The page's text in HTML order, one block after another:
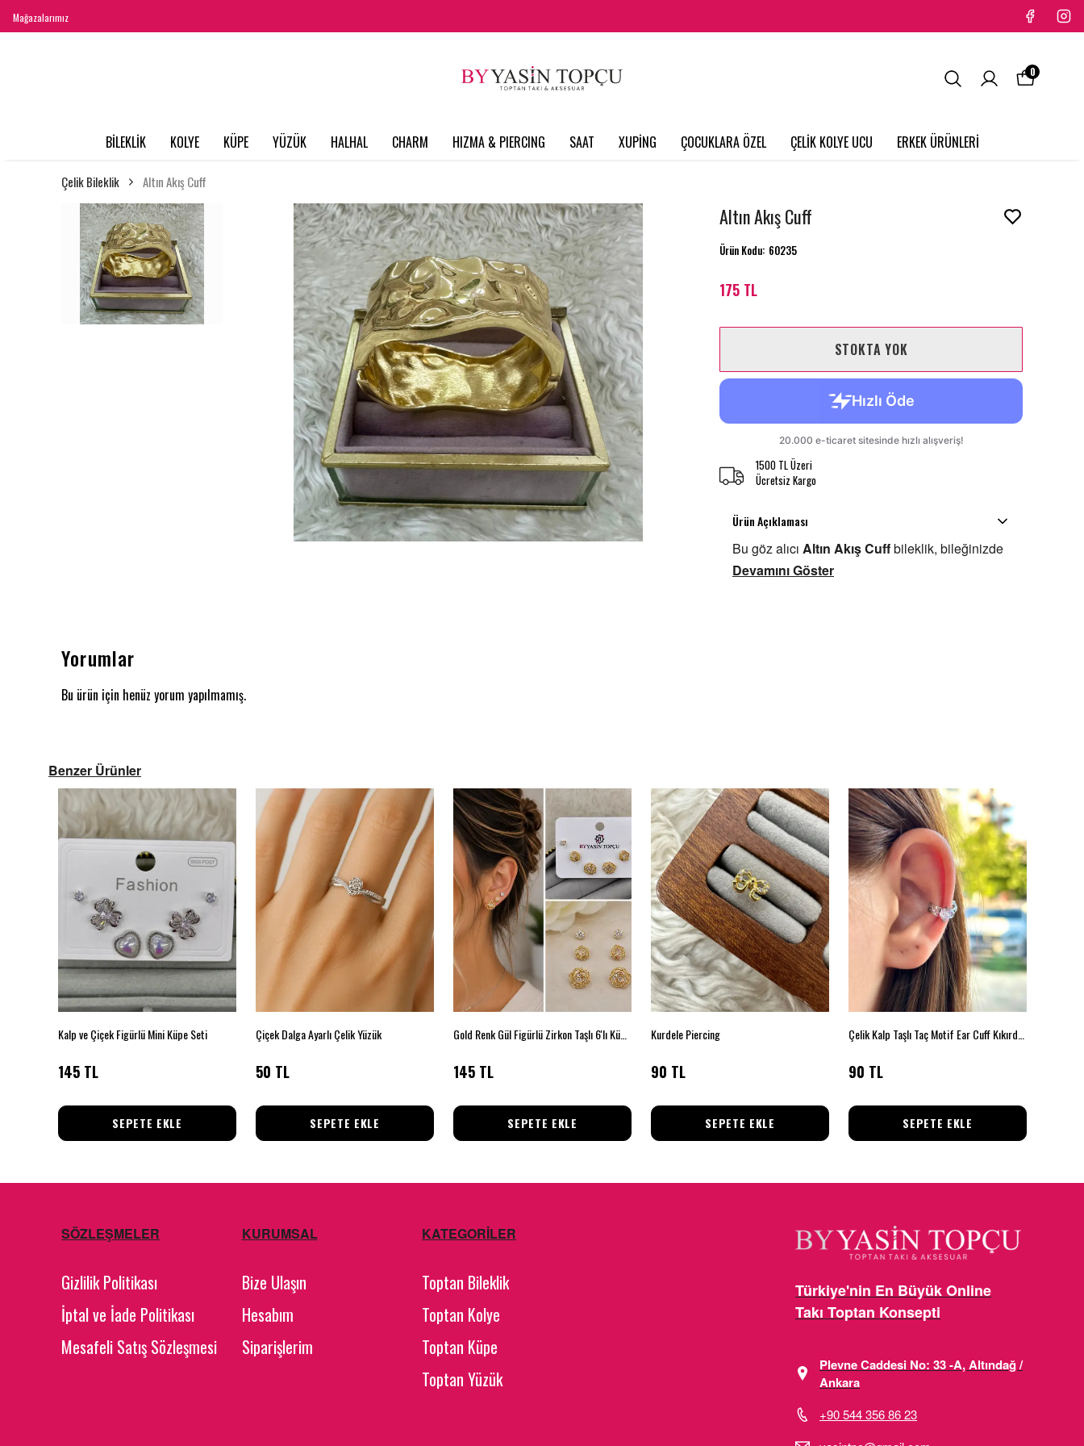
Mağazalarımız
BİLEKLİK KOLYE KÜPE YÜZÜK HALHAL CHARM HIZMA & PIERCING SAAT XUPİNG ÇOCUKLARA ÖZEL ÇELİK KOLYE UCU ERKEK ÜRÜNLERİ
0
Çelik Bileklik Altın Akış Cuff
Altın Akış Cuff
Ürün Kodu: 60235
175 TL
STOKTA YOK
1500 TL Üzeri
Ücretsiz Kargo
Ürün Açıklaması
Bu göz alıcı Altın Akış Cuffbileklik, bileğinizde
Devamını Göster
Yorumlar
Bu ürün için henüz yorum yapılmamış.
Benzer Ürünler
Kalp ve Çiçek Figürlü Mini Küpe Seti
145 TL
SEPETE EKLE
Çiçek Dalga Ayarlı Çelik Yüzük
50 TL
SEPETE EKLE
145 TL
SEPETE EKLE
Kurdele Piercing
90 TL
SEPETE EKLE
90 TL
SEPETE EKLE
SÖZLEŞMELER
Gizlilik Politikası
İptal ve İade Politikası
Mesafeli Satış Sözleşmesi
KURUMSAL
Bize Ulaşın
Hesabım
Siparişlerim
KATEGORİLER
Toptan Bileklik
Toptan Kolye
Toptan Küpe
Toptan Yüzük
Türkiye'nin En Büyük Online
Takı Toptan Konsepti
Plevne Caddesi No: 33 -A, Altındağ /
Ankara
+90 544 356 86 23